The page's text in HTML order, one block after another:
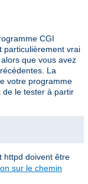
CGI
particulièrement vrai
que vous avez
La
votre programme
de le tester à partir
httpd doivent être
sur le chemin